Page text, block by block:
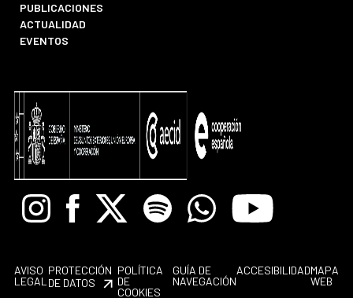
PUBLICACIONES
ACTUALIDAD
EVENTOS
InstagramFacebook
X Spotify WhatsappYoutube
AVISO
LEGAL
PROTECCIÓN
DE DATOS
POLÍTICA
DE
COOKIES
GUÍA DE
NAVEGACIÓN
ACCESIBILIDADMAPA
WEB